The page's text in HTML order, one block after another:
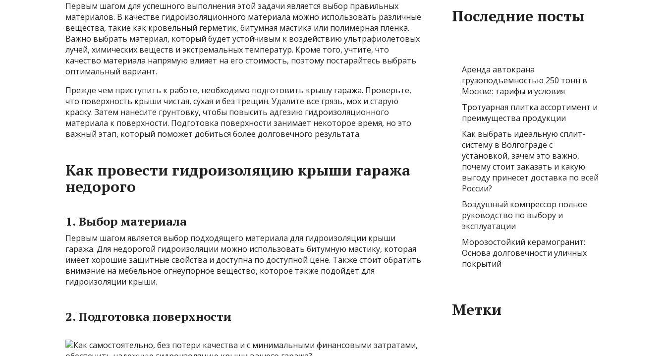
Первым шагом для успешного выполнения этой задачи является выбор правильных
материалов. В качестве гидроизоляционного материала можно использовать различные
вещества, такие как кровельный герметик, битумная мастика или полимерная пленка.
Важно выбрать материал, который будет устойчивым к воздействию ультрафиолетовых
лучей, химических веществ и экстремальных температур. Кроме того, учтите, что
качество материала напрямую влияет на его стоимость, поэтому постарайтесь выбрать
оптимальный вариант.
Прежде чем приступить к работе, необходимо подготовить крышу гаража. Проверьте,
что поверхность крыши чистая, сухая и без трещин. Удалите все грязь, мох и старую
краску. Затем нанесите грунтовку, чтобы повысить адгезию гидроизоляционного
материала к поверхности. Подготовка поверхности занимает некоторое время, но это
важный этап, который поможет добиться более долговечного результата.
Как провести гидроизоляцию крыши гаража
недорого
1. Выбор материала
Первым шагом является выбор подходящего материала для гидроизоляции крыши
гаража. Для недорогой гидроизоляции можно использовать битумную мастику, которая
имеет хорошие защитные свойства и доступна по доступной цене. Также стоит обратить
внимание на мебельное огнеупорное вещество, которое также подойдет для
гидроизоляции крыши.
2. Подготовка поверхности
Последние посты
Аренда автокрана
грузоподъемностью 250 тонн в
Москве: тарифы и условия
Тротуарная плитка ассортимент и
преимущества продукции
Как выбрать идеальную сплит-
систему в Волгограде с
установкой, зачем это важно,
почему стоит заказать и какую
выгоду принесет доставка по всей
России?
Воздушный компрессор полное
руководство по выбору и
эксплуатации
Морозостойкий керамогранит:
Основа долговечности уличных
покрытий
Метки